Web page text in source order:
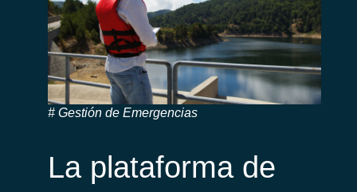
Gestión de Emergencias
La plataforma de